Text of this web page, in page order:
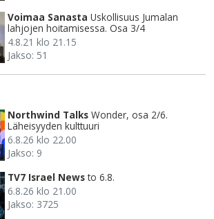
Voimaa Sanasta Uskollisuus Jumalan
lahjojen hoitamisessa. Osa 3/4
4.8.21 klo 21.15
Jakso: 51
Northwind Talks Wonder, osa 2/6.
Läheisyyden kulttuuri
6.8.26 klo 22.00
Jakso: 9
TV7 Israel News to 6.8.
6.8.26 klo 21.00
Jakso: 3725